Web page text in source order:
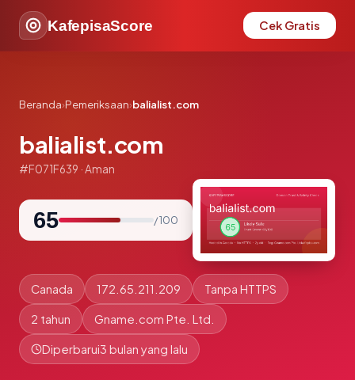
KafepisaScore Cek Gratis
Beranda›Pemeriksaan›balialist.com
balialist.com
#F071F639 · Aman
65 / 100
Canada 172.65.211.209 Tanpa HTTPS
2 tahun Gname.com Pte. Ltd.
Diperbarui3 bulan yang lalu